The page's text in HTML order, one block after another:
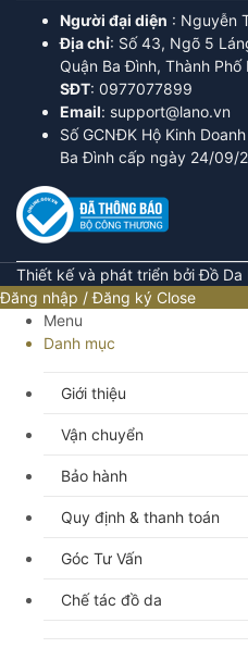
Người đại diện : Nguyễn
Địa chỉ: Số 43, Ngõ 5
Quận Ba Đình, Thành Phố
SĐT: 0977077899
Email: support@lano.vn
Số GCNĐK Hộ Kinh Doanh
Ba Đình cấp ngày 24/09/
Thiết kế và phát triển bởi Đồ Da
Đăng nhập / Đăng ký Close
Menu
Danh mục
Giới thiệu
Vận chuyển
Bảo hành
Quy định & thanh toán
Góc Tư Vấn
Chế tác đồ da